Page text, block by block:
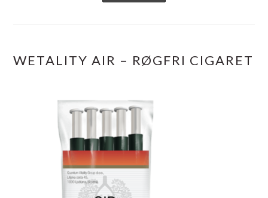
WETALITY AIR – RØGFRI CIGARET